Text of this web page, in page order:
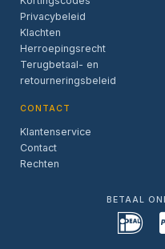
Privacybeleid
Klachten
Herroepingsrecht
Terugbetaal- en
retourneringsbeleid
CONTACT
Klantenservice
Contact
Rechten
BETAAL